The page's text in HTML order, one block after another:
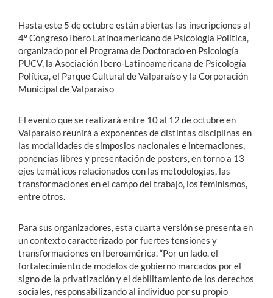
Funcionarios
Alumni
English
Hasta este 5 de octubre están abiertas las inscripciones al
4º Congreso Ibero Latinoamericano de Psicología Política,
organizado por el Programa de Doctorado en Psicología
PUCV, la Asociación Ibero-Latinoamericana de Psicología
Política, el Parque Cultural de Valparaíso y la Corporación
Municipal de Valparaíso
El evento que se realizará entre 10 al 12 de octubre en
Valparaíso reunirá a exponentes de distintas disciplinas en
las modalidades de simposios nacionales e internaciones,
ponencias libres y presentación de posters, en torno a 13
ejes temáticos relacionados con las metodologías, las
transformaciones en el campo del trabajo, los feminismos,
entre otros.
Para sus organizadores, esta cuarta versión se presenta en
un contexto caracterizado por fuertes tensiones y
transformaciones en Iberoamérica. “Por un lado, el
fortalecimiento de modelos de gobierno marcados por el
signo de la privatización y el debilitamiento de los derechos
sociales, responsabilizando al individuo por su propio